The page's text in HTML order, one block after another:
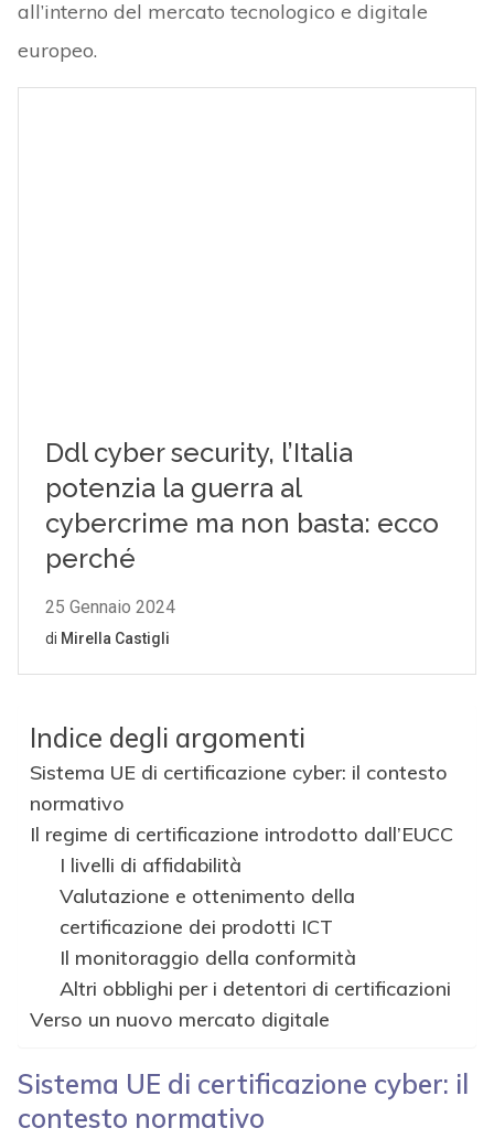
all’interno del mercato tecnologico e digitale
europeo.
Indice degli argomenti
Sistema UE di certificazione cyber: il contesto
normativo
Il regime di certificazione introdotto dall’EUCC
I livelli di affidabilità
Valutazione e ottenimento della
certificazione dei prodotti ICT
Il monitoraggio della conformità
Altri obblighi per i detentori di certificazioni
Verso un nuovo mercato digitale
Sistema UE di certificazione cyber: il
contesto normativo